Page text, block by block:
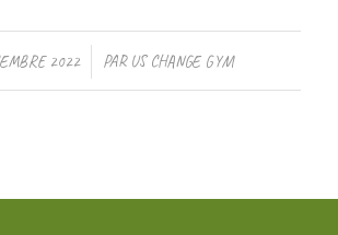
2022
/ PAR US CHANGE GYM